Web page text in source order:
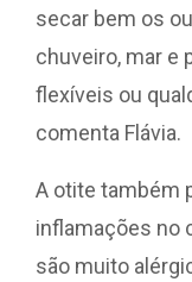
secar bem os
chuveiro, mar e
flexíveis ou
comenta Flávia.
A otite também
inflamações no
são muito